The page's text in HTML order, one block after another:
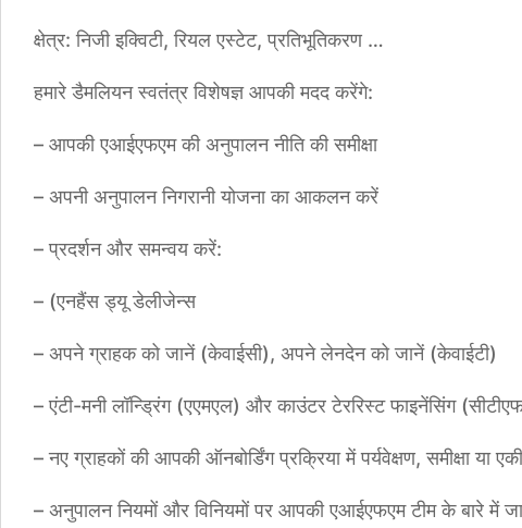
क्षेत्र: निजी इक्विटी, रियल एस्टेट, प्रतिभूतिकरण …
हमारे डैमलियन स्वतंत्र विशेषज्ञ आपकी मदद करेंगे:
– आपकी एआईएफएम की अनुपालन नीति की समीक्षा
– अपनी अनुपालन निगरानी योजना का आकलन करें
– प्रदर्शन और समन्वय करें:
– (एनहैंस ड्यू डेलीजेन्स
– अपने ग्राहक को जानें (केवाईसी), अपने लेनदेन को जानें (केवाईटी)
– एंटी-मनी लॉन्ड्रिंग (एएमएल) और काउंटर टेररिस्ट फाइनेंसिंग
– नए ग्राहकों की आपकी ऑनबोर्डिंग प्रक्रिया में पर्यवेक्षण, समीक्षा या
– अनुपालन नियमों और विनियमों पर आपकी एआईएफएम टीम के बारे में